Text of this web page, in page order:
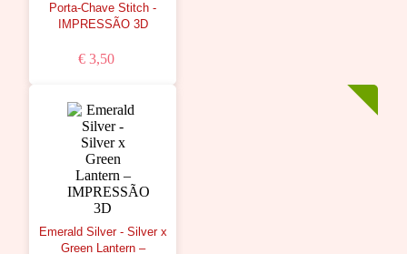
Porta-Chave Stitch -
IMPRESSÃO 3D
€ 3,50
Emerald Silver - Silver x
Green Lantern –